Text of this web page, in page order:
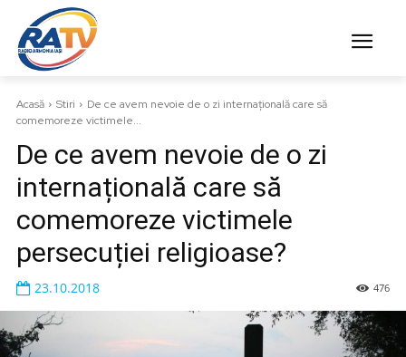
Acasă Stiri
De ce avem nevoie de o zi internațională care să
comemoreze victimele...
De ce avem nevoie de o zi
internațională care să
comemoreze victimele
persecuției religioase?
476
23.10.2018